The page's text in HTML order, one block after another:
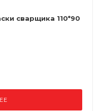
сварщика 110*90